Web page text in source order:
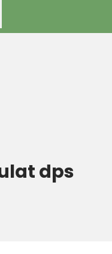
dps